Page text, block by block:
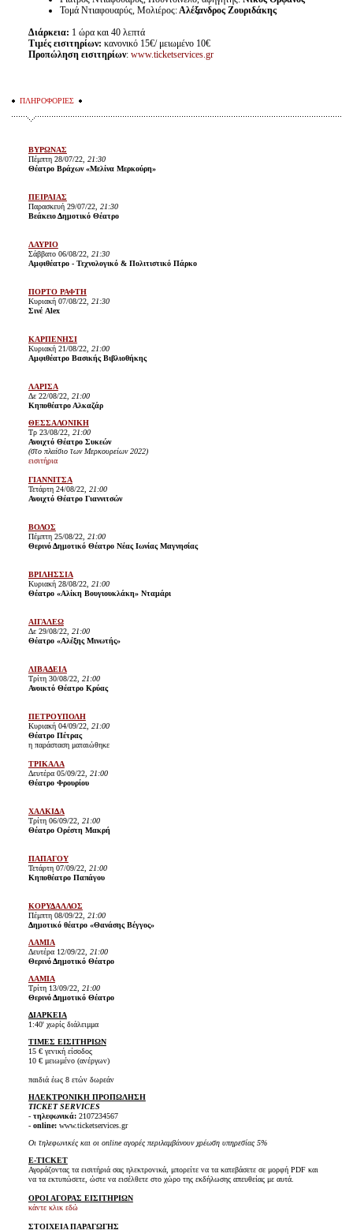
Τομά Ντιαφουαρύς, Μολιέρος:Αλέξανδρος Ζουριδάκης
Διάρκεια: 1 ώρα και 40 λεπτά
Tιμές εισιτηρίων: κανονικό 15€/ μειωμένο 10€
Προπώληση εισιτηρίων: www.ticketservices.gr
ΠΛΗΡΟΦΟΡΙΕΣ
ΒΥΡΩΝΑΣ
Πέμπτη 28/07/22, 21:30
Θέατρο Βράχων «Μελίνα Μερκούρη»
ΠΕΙΡΑΙΑΣ
Παρασκευή 29/07/22, 21:30
Βεάκειο Δημοτικό Θέατρο
ΛΑΥΡΙΟ
Σάββατο 06/08/22, 21:30
Αμφιθέατρο - Τεχνολογικό & Πολιτιστικό Πάρκο
ΠΟΡΤΟ ΡΑΦΤΗ
Κυριακή 07/08/22, 21:30
Σινέ Alex
ΚΑΡΠΕΝΗΣΙ
Κυριακή 21/08/22, 21:00
Αμφιθέατρο Βασικής Βιβλιοθήκης
ΛΑΡΙΣΑ
Δε 22/08/22, 21:00
Κηποθέατρο Αλκαζάρ
ΘΕΣΣΑΛΟΝΙΚΗ
Τρ 23/08/22, 21:00
Ανοιχτό Θέατρο Συκεών
(στο πλαίσιο των Μερκουρείων 2022)
εισιτήρια
ΓΙΑΝΝΙΤΣΑ
Τετάρτη 24/08/22, 21:00
Ανοιχτό Θέατρο Γιαννιτσών
ΒΟΛΟΣ
Πέμπτη 25/08/22, 21:00
Θερινό Δημοτικό Θέατρο Νέας Ιωνίας Μαγνησίας
ΒΡΙΛΗΣΣΙΑ
Κυριακή 28/08/22, 21:00
Θέατρο «Αλίκη Βουγιουκλάκη» Νταμάρι
ΑΙΓΑΛΕΩ
Δε 29/08/22, 21:00
Θέατρο «Αλέξης Μινωτής»
ΛΙΒΑΔΕΙΑ
Τρίτη 30/08/22, 21:00
Ανοικτό Θέατρο Κρύας
ΠΕΤΡΟΥΠΟΛΗ
Κυριακή 04/09/22, 21:00
Θέατρο Πέτρας
η παράσταση ματαιώθηκε
ΤΡΙΚΑΛΑ
Δευτέρα 05/09/22, 21:00
Θέατρο Φρουρίου
ΧΑΛΚΙΔΑ
Τρίτη 06/09/22, 21:00
Θέατρο Ορέστη Μακρή
ΠΑΠΑΓΟΥ
Τετάρτη 07/09/22, 21:00
Κηποθέατρο Παπάγου
ΚΟΡΥΔΑΛΛΟΣ
Πέμπτη 08/09/22, 21:00
Δημοτικό θέατρο «Θανάσης Βέγγος»
ΛΑΜΙΑ
Δευτέρα 12/09/22, 21:00
Θερινό Δημοτικό Θέατρο
ΛΑΜΙΑ
Τρίτη 13/09/22, 21:00
Θερινό Δημοτικό Θέατρο
ΔΙΑΡΚΕΙΑ
1:40' χωρίς διάλειμμα
ΤΙΜΕΣ ΕΙΣΙΤΗΡΙΩΝ
15 € γενική είσοδος
10 € μειωμένο (ανέργων)
παιδιά έως 8 ετών δωρεάν
ΗΛΕΚΤΡΟΝΙΚΗ ΠΡΟΠΩΛΗΣΗ
TICKET SERVICES
- τηλεφωνικά:2107234567
- online:www.ticketservices.gr
Οι τηλεφωνικές και οι online αγορές περιλαμβάνουν χρέωση υπηρεσίας 5%
E-TICKET
Αγοράζοντας τα εισιτήριά σας ηλεκτρονικά, μπορείτε να τα κατεβάσετε σε μορφή PDF και
να τα εκτυπώσετε, ώστε να εισέλθετε στο χώρο της εκδήλωσης απευθείας με αυτά.
ΟΡΟΙ ΑΓΟΡΑΣ ΕΙΣΙΤΗΡΙΩΝ
κάντε κλικ εδώ
ΣΤΟΙΧΕΙΑ ΠΑΡΑΓΩΓΗΣ